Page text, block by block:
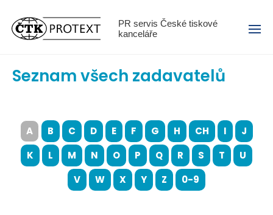
PR servis České tiskové
kanceláře
Menu
Seznam všech zadavatelů
A B C D E F G H CH I
J
K
L M N O P Q R S T
U
V
W X Y Z 0-9